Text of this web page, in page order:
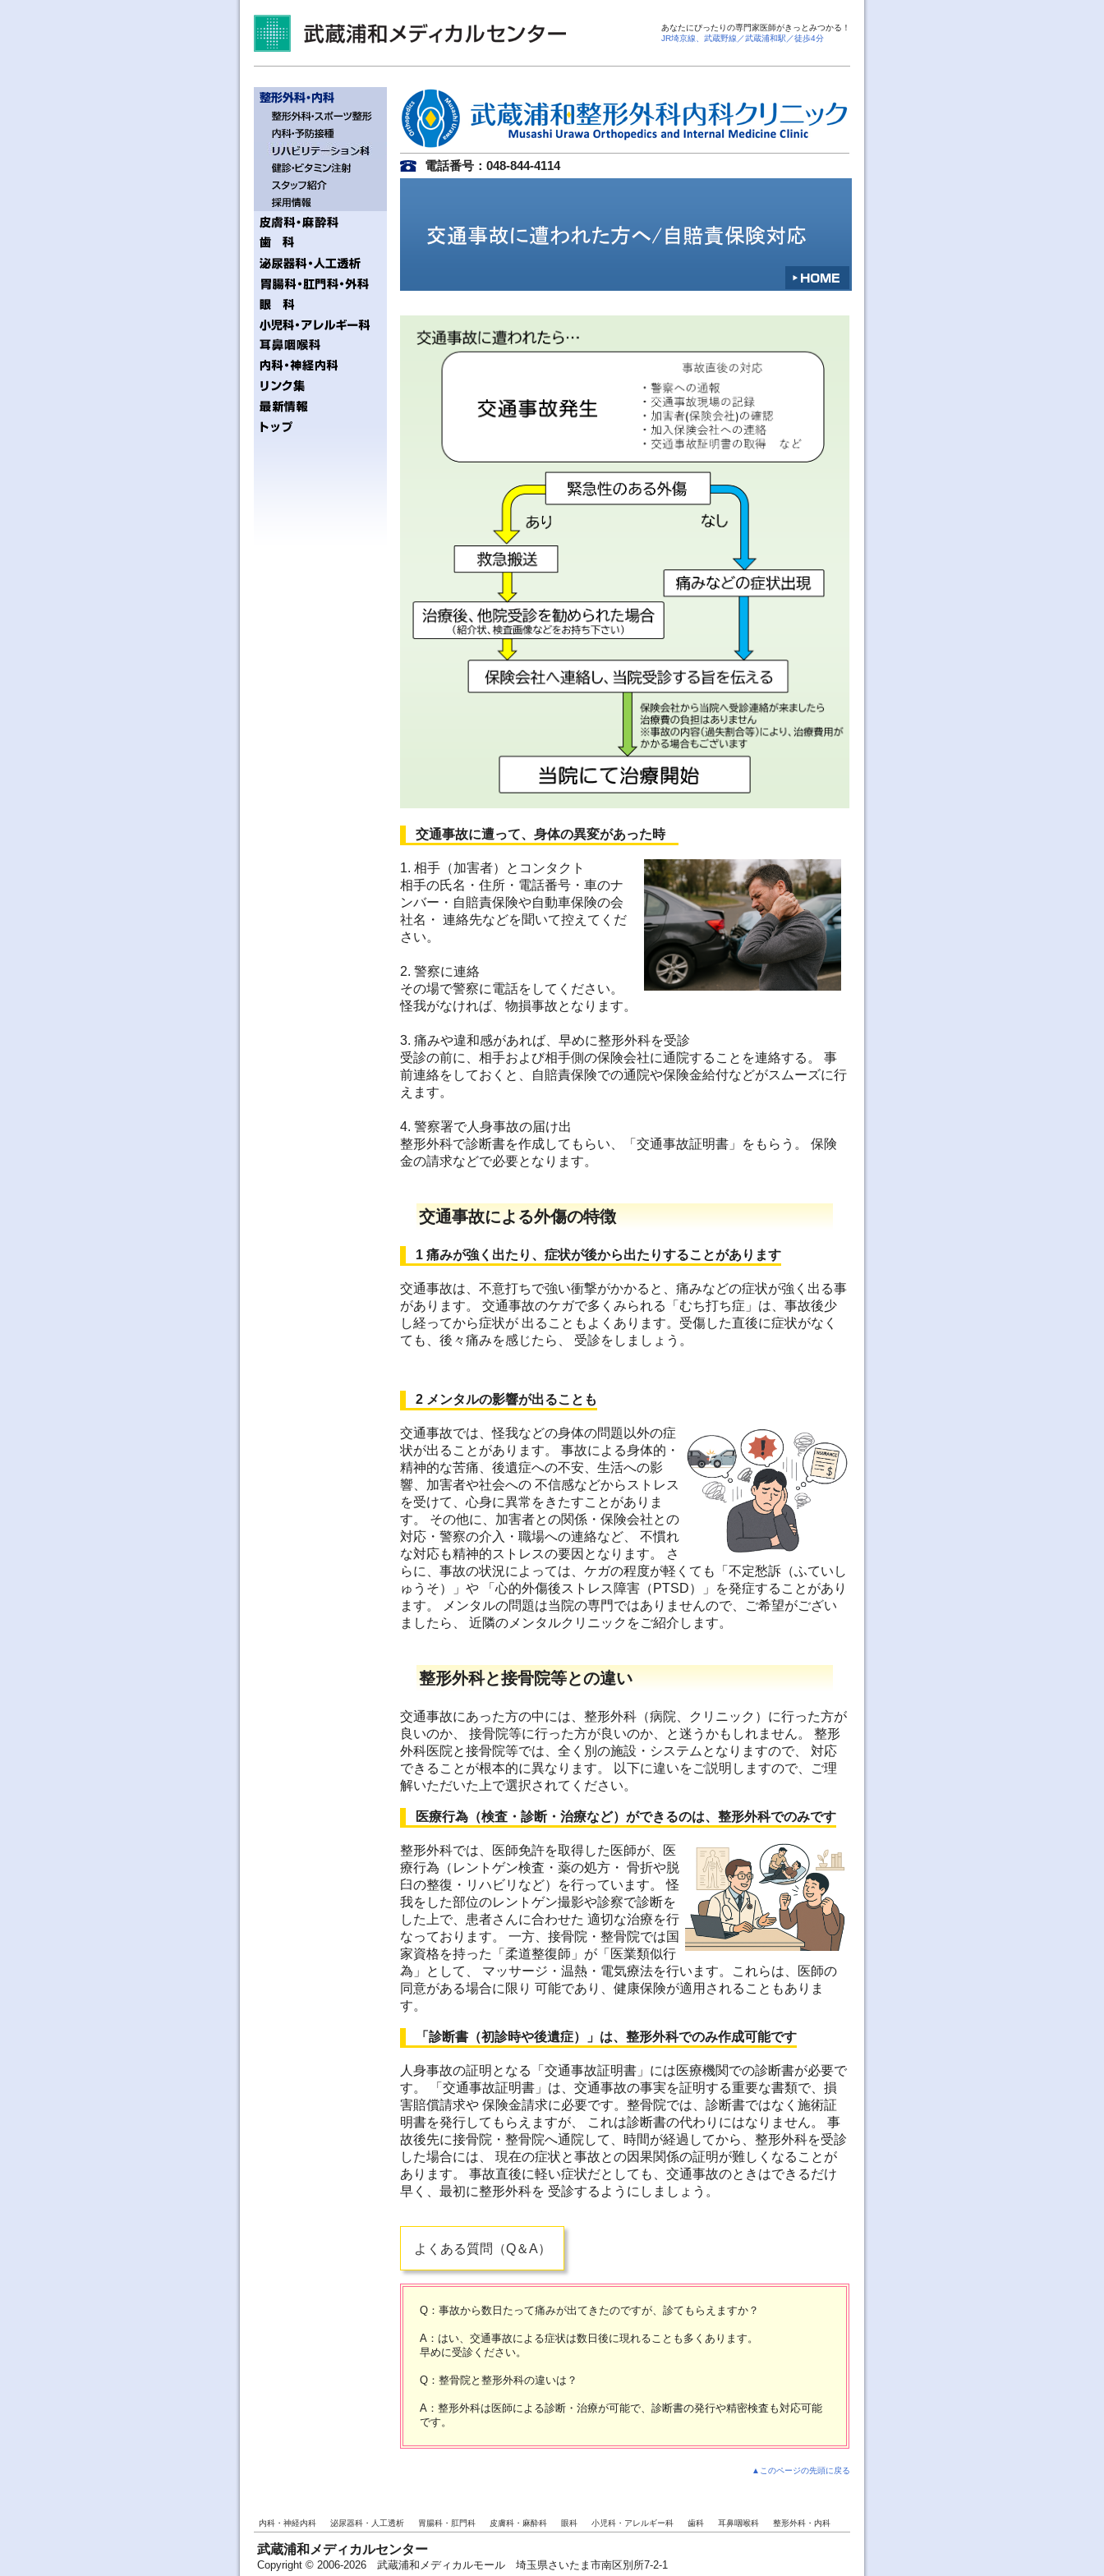
あなたにぴったりの専門家医師がきっとみつかる！
JR埼京線、武蔵野線／武蔵浦和駅／徒歩4分
電話番号：048-844-4114
交通事故に遭って、身体の異変があった時
1. 相手（加害者）とコンタクト
相手の氏名・住所・電話番号・車のナ
ンバー・自賠責保険や自動車保険の会
社名・ 連絡先などを聞いて控えてくだ
さい。
2. 警察に連絡
その場で警察に電話をしてください。
怪我がなければ、物損事故となります。
3. 痛みや違和感があれば、早めに整形外科を受診
受診の前に、相手および相手側の保険会社に通院することを連絡する。 事
前連絡をしておくと、自賠責保険での通院や保険金給付などがスムーズに行
えます。
4. 警察署で人身事故の届け出
整形外科で診断書を作成してもらい、「交通事故証明書」をもらう。 保険
金の請求などで必要となります。
交通事故による外傷の特徴
1 痛みが強く出たり、症状が後から出たりすることがあります
交通事故は、不意打ちで強い衝撃がかかると、痛みなどの症状が強く出る事
があります。 交通事故のケガで多くみられる「むち打ち症」は、事故後少
し経ってから症状が 出ることもよくあります。受傷した直後に症状がなく
ても、後々痛みを感じたら、 受診をしましょう。
2 メンタルの影響が出ることも
交通事故では、怪我などの身体の問題以外の症
状が出ることがあります。 事故による身体的・
精神的な苦痛、後遺症への不安、生活への影
響、加害者や社会への 不信感などからストレス
を受けて、心身に異常をきたすことがありま
す。 その他に、加害者との関係・保険会社との
対応・警察の介入・職場への連絡など、 不慣れ
な対応も精神的ストレスの要因となります。 さ
らに、事故の状況によっては、ケガの程度が軽くても「不定愁訴（ふていし
ゅうそ）」や 「心的外傷後ストレス障害（PTSD）」を発症することがあり
ます。 メンタルの問題は当院の専門ではありませんので、ご希望がござい
ましたら、 近隣のメンタルクリニックをご紹介します。
整形外科と接骨院等との違い
交通事故にあった方の中には、整形外科（病院、クリニック）に行った方が
良いのか、 接骨院等に行った方が良いのか、と迷うかもしれません。 整形
外科医院と接骨院等では、全く別の施設・システムとなりますので、 対応
できることが根本的に異なります。 以下に違いをご説明しますので、ご理
解いただいた上で選択されてください。
医療行為（検査・診断・治療など）ができるのは、整形外科でのみです
整形外科では、医師免許を取得した医師が、医
療行為（レントゲン検査・薬の処方・ 骨折や脱
臼の整復・リハビリなど）を行っています。 怪
我をした部位のレントゲン撮影や診察で診断を
した上で、患者さんに合わせた 適切な治療を行
なっております。 一方、接骨院・整骨院では国
家資格を持った「柔道整復師」が「医業類似行
為」として、 マッサージ・温熱・電気療法を行います。これらは、医師の
同意がある場合に限り 可能であり、健康保険が適用されることもありま
す。
「診断書（初診時や後遺症）」は、整形外科でのみ作成可能です
人身事故の証明となる「交通事故証明書」には医療機関での診断書が必要で
す。 「交通事故証明書」は、交通事故の事実を証明する重要な書類で、損
害賠償請求や 保険金請求に必要です。整骨院では、診断書ではなく施術証
明書を発行してもらえますが、 これは診断書の代わりにはなりません。 事
故後先に接骨院・整骨院へ通院して、時間が経過してから、整形外科を受診
した場合には、 現在の症状と事故との因果関係の証明が難しくなることが
あります。 事故直後に軽い症状だとしても、交通事故のときはできるだけ
早く、最初に整形外科を 受診するようにしましょう。
よくある質問（Q＆A）
Q：事故から数日たって痛みが出てきたのですが、診てもらえますか？
A：はい、交通事故による症状は数日後に現れることも多くあります。
早めに受診ください。
Q：整骨院と整形外科の違いは？
A：整形外科は医師による診断・治療が可能で、診断書の発行や精密検査も対応可能
です。
▲このページの先頭に戻る
内科・神経内科 泌尿器科・人工透析 胃腸科・肛門科 皮膚科・麻酔科 眼科 小児科・アレルギー科 歯科 耳鼻咽喉科 整形外科・内科
武蔵浦和メディカルセンター
Copyright © 2006-2026 武蔵浦和メディカルモール 埼玉県さいたま市南区別所7-2-1